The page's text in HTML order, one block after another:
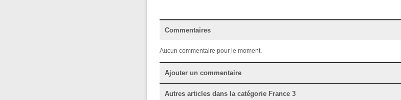
Commentaires
Aucun commentaire pour le moment.
Ajouter un commentaire
Autres articles dans la catégorie France 3